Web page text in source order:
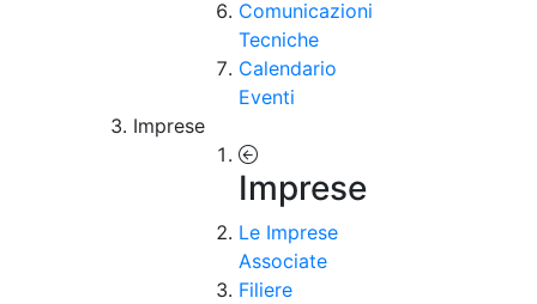
Comunicazioni
Tecniche
Calendario
Eventi
Imprese
Imprese
Le Imprese
Associate
Filiere